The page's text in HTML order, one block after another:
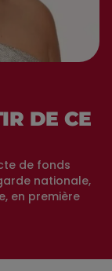
DE CE
de fonds
nationale,
en première